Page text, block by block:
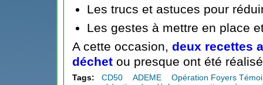
Les trucs et astuces pour
Les gestes à mettre en place
A cette occasion, deux recettes
déchet ou presque ont été
Tags: CD50 ADEME
Opération Foyers